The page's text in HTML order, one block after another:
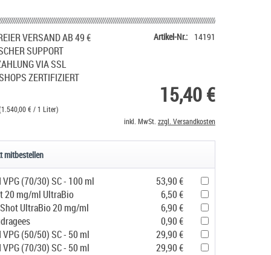
VERSAND AB 49 €
SUPPORT
VIA SSL
ZERTIFIZIERT
Artikel-Nr.: 14191
15,40 €
€ / 1 Liter)
inkl. MwSt. zzgl. Versandkosten
mitbestellen
(70/30) SC - 100 ml
53,90 €
20 mg/ml UltraBio
6,50 €
UltraBio 20 mg/ml
6,90 €
0,90 €
(50/50) SC - 50 ml
29,90 €
(70/30) SC - 50 ml
29,90 €